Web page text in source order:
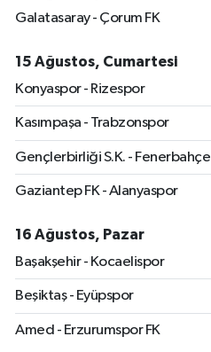
Galatasaray - Çorum FK
15 Ağustos, Cumartesi
Konyaspor - Rizespor
Kasımpaşa - Trabzonspor
Gençlerbirliği S.K. - Fenerbahçe
Gaziantep FK - Alanyaspor
16 Ağustos, Pazar
Başakşehir - Kocaelispor
Beşiktaş - Eyüpspor
Amed - Erzurumspor FK